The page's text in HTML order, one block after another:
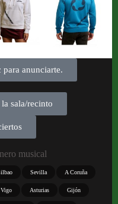
anunciarte.
sala/recinto
musical
Sevilla A Coruña
Vigo Asturias Gijón